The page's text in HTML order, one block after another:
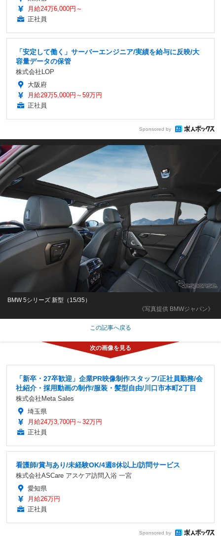
月給24万6,000円～
正社員
「安定して働く」サーバーエンジニア/実績を給与に反映/大
容量データの保管
株式会社LOP
大阪府
月給29万5,000円～59万円
正社員
Sponsored by
《写真提供 BMWジャパン》
BMW 5シリーズ 新型（15/35）
この記事へ戻る
「新卒・27卒歓迎」企業PR映像制作スタッフ/正社員勤務/会
社紹介・採用動画の制作/服装・髪型自由/川口市本町2丁目
株式会社Meta Sales
埼玉県
月給24万3,700円～32万円
正社員
看護師/賞与あり/未経験OK/4週8休以上/訪問サービス
株式会社ASCare アスケア訪問入浴 一宮
愛知県
月給26万円
正社員
Sponsored by